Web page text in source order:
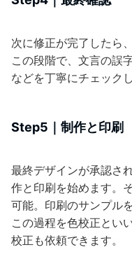
次に修正が完了したら
この段階で、文言の誤
などを丁寧にチェックし
Step5｜制作と印刷
最終デザインが承認さ
作と印刷を始めます。
可能。印刷のサンプル
この過程を色校正とい
校正も依頼できます。